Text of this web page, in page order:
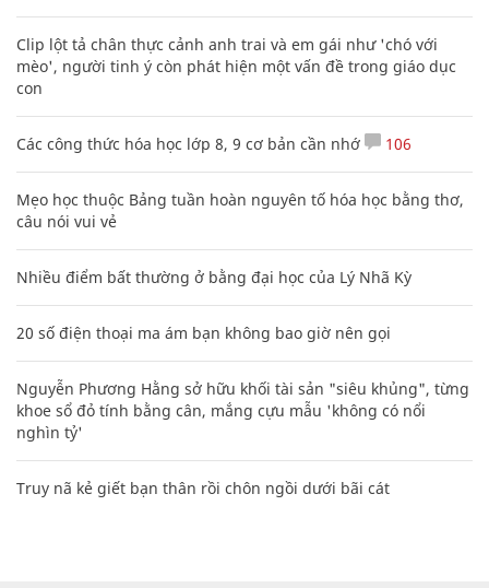
Clip lột tả chân thực cảnh anh trai và em gái như 'chó với
mèo', người tinh ý còn phát hiện một vấn đề trong giáo dục
con
Các công thức hóa học lớp 8, 9 cơ bản cần nhớ 106
Mẹo học thuộc Bảng tuần hoàn nguyên tố hóa học bằng thơ,
câu nói vui vẻ
Nhiều điểm bất thường ở bằng đại học của Lý Nhã Kỳ
20 số điện thoại ma ám bạn không bao giờ nên gọi
Nguyễn Phương Hằng sở hữu khối tài sản "siêu khủng", từng
khoe sổ đỏ tính bằng cân, mắng cựu mẫu 'không có nổi
nghìn tỷ'
Truy nã kẻ giết bạn thân rồi chôn ngồi dưới bãi cát